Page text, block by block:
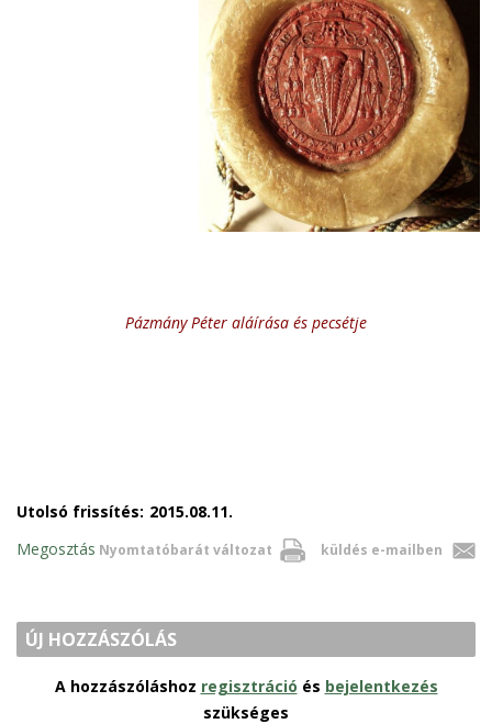
Pázmány Péter aláírása és pecsétje
Utolsó frissítés: 2015.08.11.
Nyomtatóbarát változat küldés e-mailben
Megosztás
ÚJ HOZZÁSZÓLÁS
A hozzászóláshoz regisztráció és bejelentkezés
szükséges